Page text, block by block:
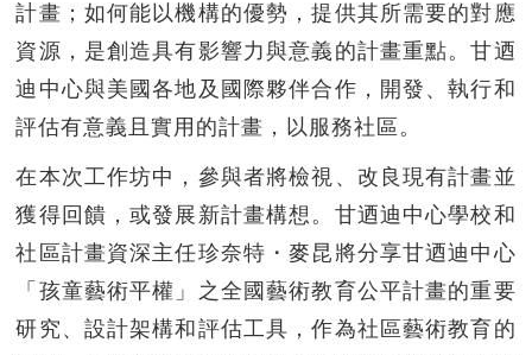
計畫；如何能以機構的優勢，提供其所需要的對應
資源，是創造具有影響力與意義的計畫重點。甘迺
迪中心與美國各地及國際夥伴合作，開發、執行和
評估有意義且實用的計畫，以服務社區。
在本次工作坊中，參與者將檢視、改良現有計畫並
獲得回饋，或發展新計畫構想。甘迺迪中心學校和
社區計畫資深主任珍奈特・麥昆將分享甘迺迪中心
「孩童藝術平權」之全國藝術教育公平計畫的重要
研究、設計架構和評估工具，作為社區藝術教育的